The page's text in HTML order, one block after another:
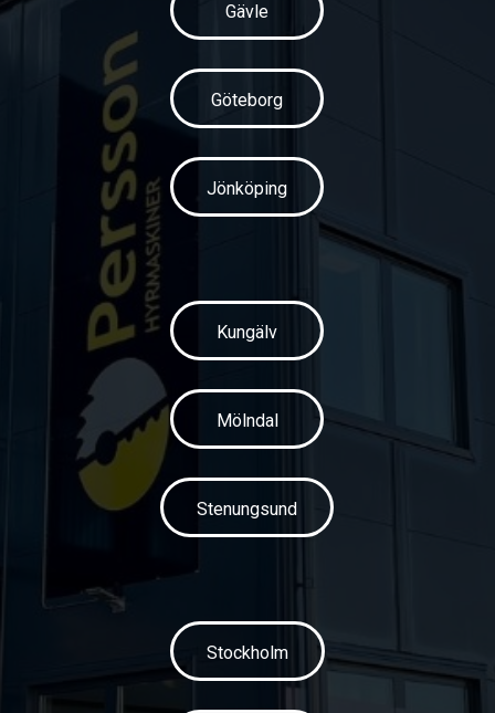
Gävle
Göteborg
Jönköping
Kungälv
Mölndal
Stenungsund
Stockholm